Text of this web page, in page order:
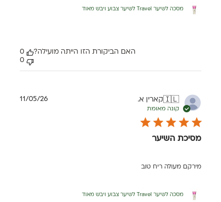
מסכה לשיער Travel לשיער צבוע ויבש מאוד
האם הביקורת הזו הייתה מועילה?
0
0
🇮🇱קארין א.
קונה מאומת
מסיכת השיער
מירקם מעולה ריח טוב
מסכה לשיער Travel לשיער צבוע ויבש מאוד
תאריך11/05/26